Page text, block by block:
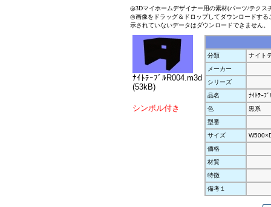
◎3Dマイホームデザイナー用の素材(パーツ/テクス
◎画像をドラッグ＆ドロップしてダウンロードす
示されていないデータはダウンロードできません。
ﾅｲﾄﾃｰﾌﾞﾙR004.m3d
(53kB)
シンボル付き
分類
ナイト
メーカー
シリーズ
品名
ﾅｲﾄﾃｰﾌﾞ
色
黒系
型番
サイズ
価格
材質
特徴
備考１